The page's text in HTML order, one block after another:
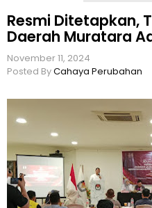
Resmi Ditetapkan,
Daerah Muratara
November 11, 2024
Posted ByCahaya Perubahan